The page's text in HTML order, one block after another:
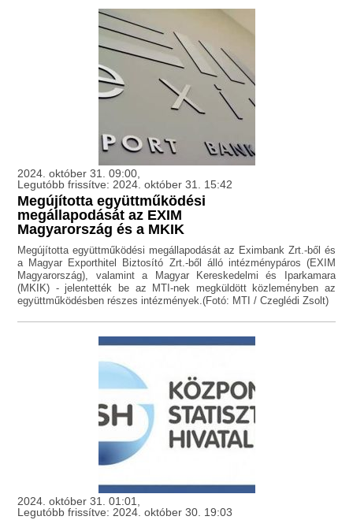
2024. október 31. 09:00,
Legutóbb frissítve: 2024. október 31. 15:42
Megújította együttműködési
megállapodását az EXIM
Magyarország és a MKIK
Megújította együttműködési megállapodását az Eximbank Zrt.-ből és
a Magyar Exporthitel Biztosító Zrt.-ből álló intézménypáros (EXIM
Magyarország), valamint a Magyar Kereskedelmi és Iparkamara
(MKIK) - jelentették be az MTI-nek megküldött közleményben az
együttműködésben részes intézmények.(Fotó: MTI / Czeglédi Zsolt)
2024. október 31. 01:01,
Legutóbb frissítve: 2024. október 30. 19:03